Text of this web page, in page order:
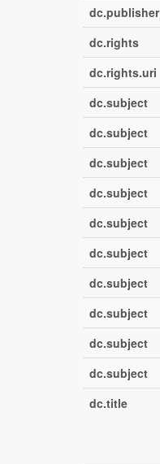
dc.publisher
dc.rights
dc.rights.uri
dc.subject
dc.subject
dc.subject
dc.subject
dc.subject
dc.subject
dc.subject
dc.subject
dc.subject
dc.subject
dc.title